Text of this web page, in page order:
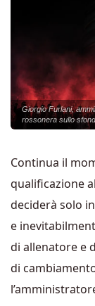
Giorgio Furlani,
rossonera sullo
Continua il
qualificazione
deciderà solo
e
di allenatore e
di